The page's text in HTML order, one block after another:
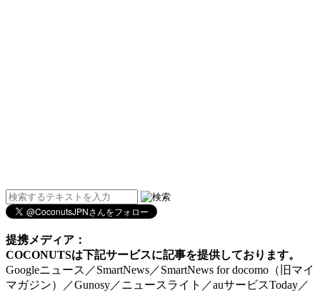
提携メディア：
COCONUTSは下記サービスに記事を提供しております。
Googleニュース／SmartNews／SmartNews for docomo（旧マイ
マガジン）／Gunosy／ニュースライト／auサービスToday／